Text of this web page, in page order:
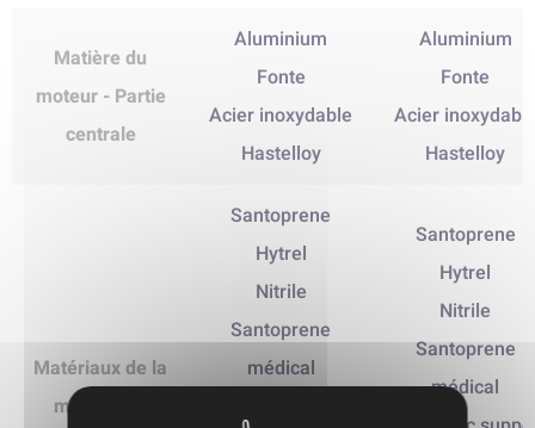
Matière du
moteur - Partie
centrale
Aluminium
Fonte
Acier inoxydable
Hastelloy
Aluminium
Fonte
Acier
Hastelloy
Matériaux de la
membrane
Santoprene
Hytrel
Nitrile
Santoprene
médical
Santoprene
Hytrel
Nitrile
Santoprene
médical